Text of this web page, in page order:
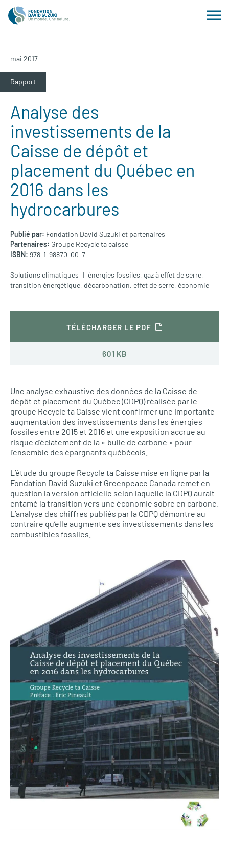
mai 2017
Rapport
Analyse des
investissements de la
Caisse de dépôt et
placement du Québec en
2016 dans les
hydrocarbures
Publié par: Fondation David Suzuki et partenaires
Partenaires: Groupe Recycle ta caisse
ISBN: 978-1-98870-00-7
Solutions climatiques énergies fossiles, gaz à effet de serre,
transition énergétique, décarbonation, effet de serre, économie
TÉLÉCHARGER LE PDF
601 KB
Une analyse exhaustive des données de la Caisse de
dépôt et placement du Québec (CDPQ) réalisée par le
groupe Recycle ta Caisse vient confirmer une importante
augmentation des investissements dans les énergies
fossiles entre 2015 et 2016 et une exposition accrue au
risque d’éclatement de la « bulle de carbone » pour
l’ensemble des épargnants québécois.
L’étude du groupe Recycle ta Caisse mise en ligne par la
Fondation David Suzuki et Greenpeace Canada remet en
question la version officielle selon laquelle la CDPQ aurait
entamé la transition vers une économie sobre en carbone.
L’analyse des chiffres publiés par la CDPQ démontre au
contraire qu’elle augmente ses investissements dans les
combustibles fossiles.